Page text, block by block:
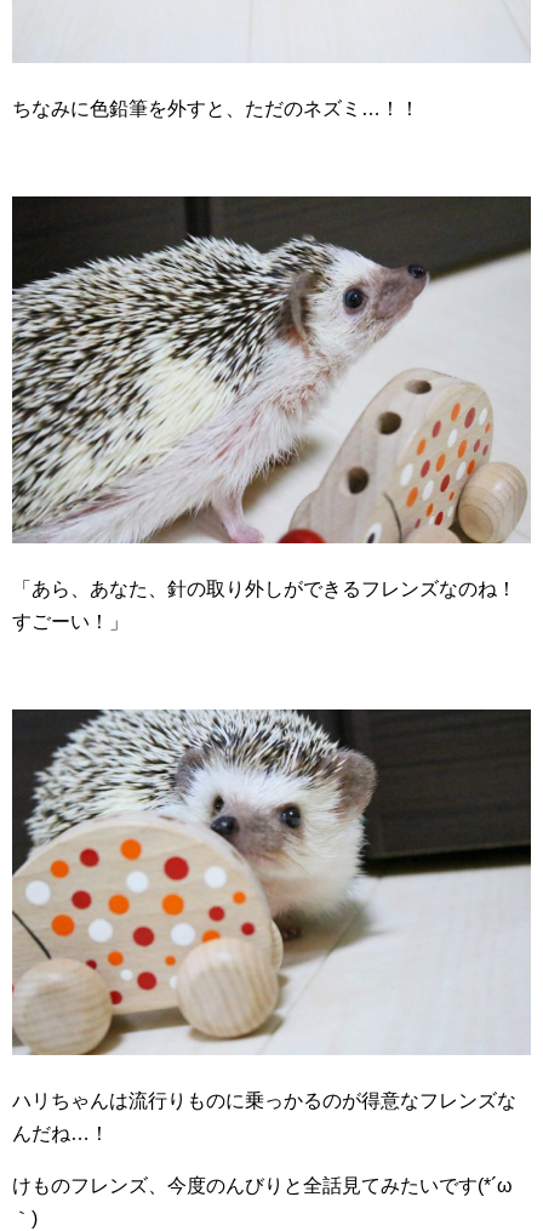
ちなみに色鉛筆を外すと、ただのネズミ…！！
「あら、あなた、針の取り外しができるフレンズなのね！
すごーい！」
ハリちゃんは流行りものに乗っかるのが得意なフレンズな
んだね…！
けものフレンズ、今度のんびりと全話見てみたいです(*´ω
｀)